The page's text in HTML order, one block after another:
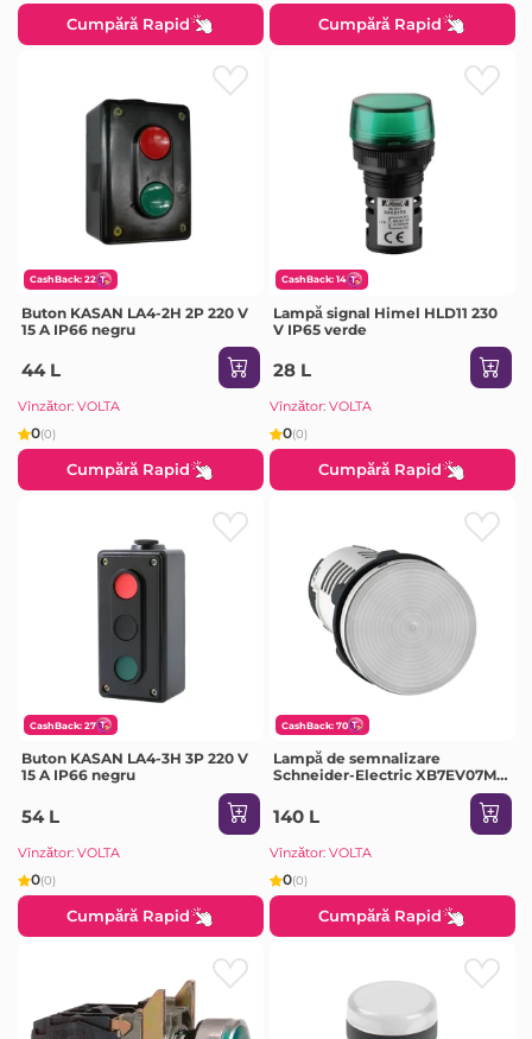
Cumpără Rapid Cumpără Rapid
CashBack: 22
Buton KASAN LA4-2H 2P 220 V
15 A IP66 negru
44 L
Vînzător: VOLTA
0(0)
Cumpără Rapid
CashBack: 14
Lampă signal Himel HLD11 230
V IP65 verde
28 L
Vînzător: VOLTA
0(0)
Cumpără Rapid
CashBack: 27
Buton KASAN LA4-3H 3P 220 V
15 A IP66 negru
54 L
Vînzător: VOLTA
0(0)
Cumpără Rapid
CashBack: 70
Lampă de semnalizare
Schneider-Electric XB7EV07MP
1P 230 - 240 V 20 mA IP65 alb
140 L
Vînzător: VOLTA
0(0)
Cumpără Rapid